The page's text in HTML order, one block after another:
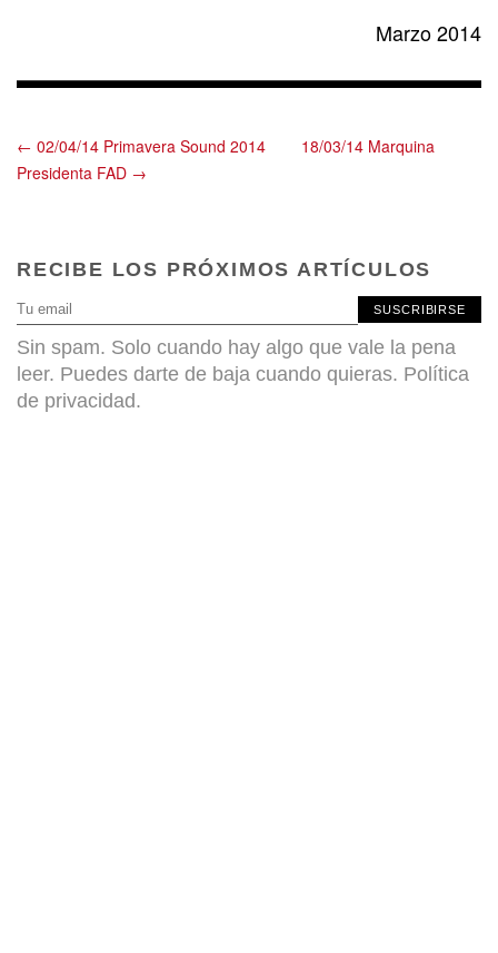
Marzo 2014
← 02/04/14 Primavera Sound 2014
18/03/14 Marquina
Presidenta FAD →
RECIBE LOS PRÓXIMOS ARTÍCULOS
SUSCRIBIRSE
Sin spam. Solo cuando hay algo que vale la pena
leer. Puedes darte de baja cuando quieras. Política
de privacidad.